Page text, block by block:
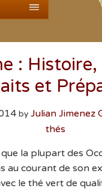
:
et
by Julian Jimenez
thés
la plupart des
au courant de son
le thé vert de